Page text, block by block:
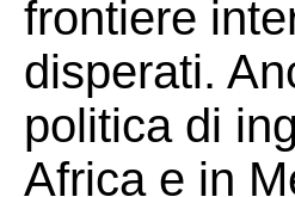
frontiere
disperati.
politica di
Africa e in